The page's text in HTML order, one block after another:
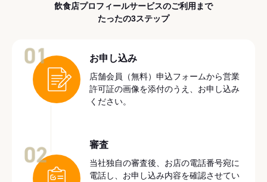
飲食店プロフィールサービスのご利用まで
たったの3ステップ
お申し込み
店舗会員（無料）申込フォームから営業
許可証の画像を添付のうえ、お申し込み
ください。
審査
当社独自の審査後、お店の電話番号宛に
電話し、お申し込み内容を確認させてい